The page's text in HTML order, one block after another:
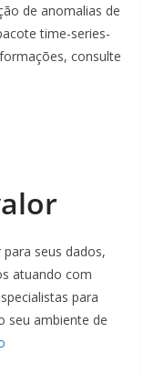
de anomalias de
time-series-
consulte
seus dados,
atuando com
para
seu ambiente de